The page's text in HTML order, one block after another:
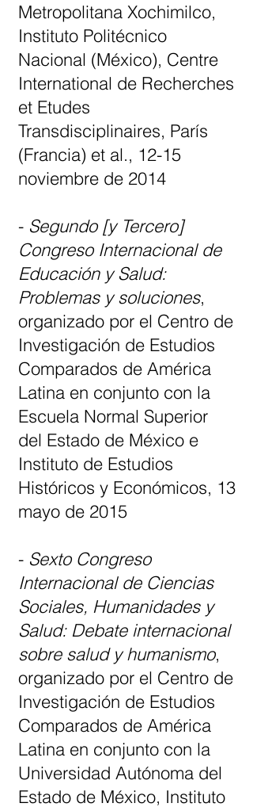
Metropolitana Xochimilco,
Instituto Politécnico
Nacional (México), Centre
International de Recherches
et Etudes
Transdisciplinaires, París
(Francia) et al., 12-15
noviembre de 2014
- Segundo [y Tercero]
Congreso Internacional de
Educación y Salud:
Problemas y soluciones,
organizado por el Centro de
Investigación de Estudios
Comparados de América
Latina en conjunto con la
Escuela Normal Superior
del Estado de México e
Instituto de Estudios
Históricos y Económicos, 13
mayo de 2015
- Sexto Congreso
Internacional de Ciencias
Sociales, Humanidades y
Salud: Debate internacional
sobre salud y humanismo,
organizado por el Centro de
Investigación de Estudios
Comparados de América
Latina en conjunto con la
Universidad Autónoma del
Estado de México, Instituto